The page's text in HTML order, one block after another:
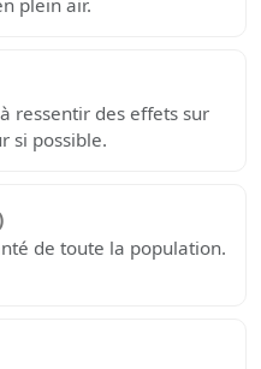
plein air.
ressentir des effets sur
si possible.
de toute la population.